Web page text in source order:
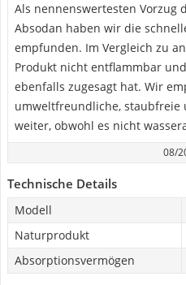
Als nennenswertesten Vorzug
Absodan haben wir die
empfunden. Im Vergleich zu
Produkt nicht entflammbar
ebenfalls zugesagt hat. Wir
umweltfreundliche,
weiter, obwohl es nicht
08/
Technische Details
Modell
Naturprodukt
Absorptionsvermögen